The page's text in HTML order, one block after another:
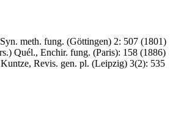
meth. fung. (Göttingen) 2: 507 (1801)
Quél., Enchir. fung. (Paris): 158 (1886)
Revis. gen. pl. (Leipzig) 3(2): 535